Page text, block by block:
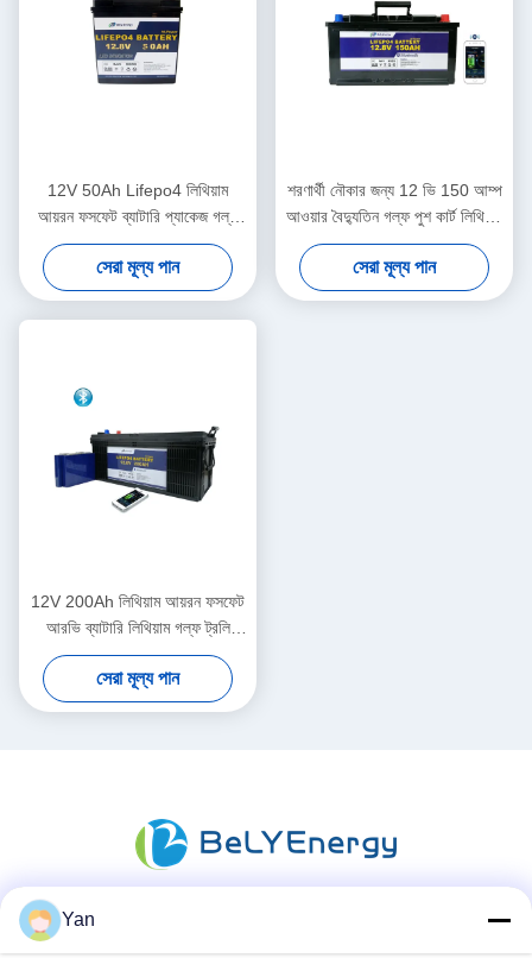
12V 50Ah Lifepo4 লিথিয়াম
আয়রন ফসফেট ব্যাটারি প্যাকেজ গল্ফ
বাগিজে
সেরা মূল্য পান
শরণার্থী নৌকার জন্য 12 ভি 150 আম্প
আওয়ার বৈদ্যুতিন গল্ফ পুশ কার্ট লিথিয়াম
ব্যাটারি
সেরা মূল্য পান
12V 200Ah লিথিয়াম আয়রন ফসফেট
আরভি ব্যাটারি লিথিয়াম গল্ফ ট্রলি
ব্যাটারি
সেরা মূল্য পান
Yan